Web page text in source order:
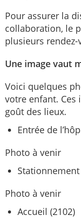
Pour assurer la
collaboration, le
plusieurs rendez-
Une image vaut
Voici quelques
votre enfant.
goût des lieux.
Entrée de
Photo à venir
Stationnement
Photo à venir
Accueil (2102)